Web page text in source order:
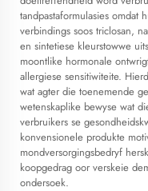
tandpastaformulasies omdat
verbindings soos triclosan,
en sintetiese kleurstowwe
moontlike hormonale
allergiese sensitiwiteite.
wat agter die toenemende
wetenskaplike bewyse wat
verbruikers se
konvensionele produkte
mondversorgingsbedryf
koopgedrag oor verskeie
ondersoek.